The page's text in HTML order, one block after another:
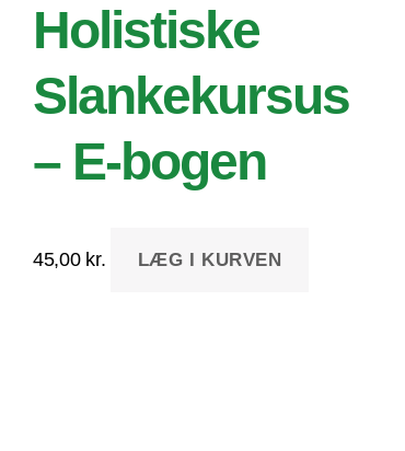
Holistiske
Slankekursus
– E-bogen
45,00 kr. LÆG I KURVEN